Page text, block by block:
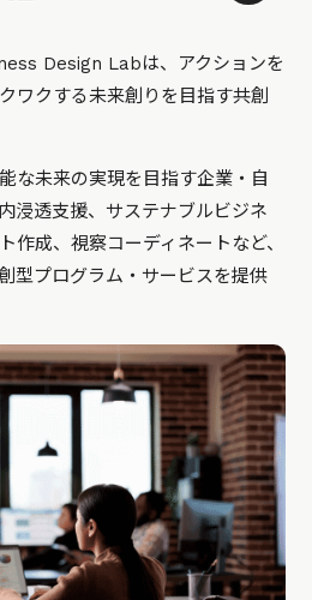
Design Labは、アクションを
ワクする未来創りを目指す共創
な未来の実現を目指す企業・自
浸透支援、サステナブルビジネ
作成、視察コーディネートなど、
型プログラム・サービスを提供